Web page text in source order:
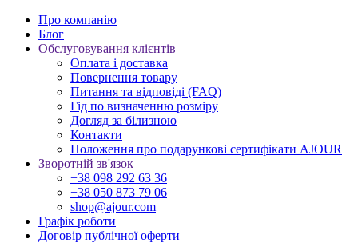
Про компанію
Блог
Обслуговування клієнтів
Оплата і доставка
Повернення товару
Питання та відповіді (FAQ)
Гід по визначенню розміру
Догляд за білизною
Контакти
Положення про подарункові сертифікати AJOUR
Зворотній зв'язок
+38 098 292 63 36
+38 050 873 79 06
shop@ajour.com
Графік роботи
Договір публічної оферти